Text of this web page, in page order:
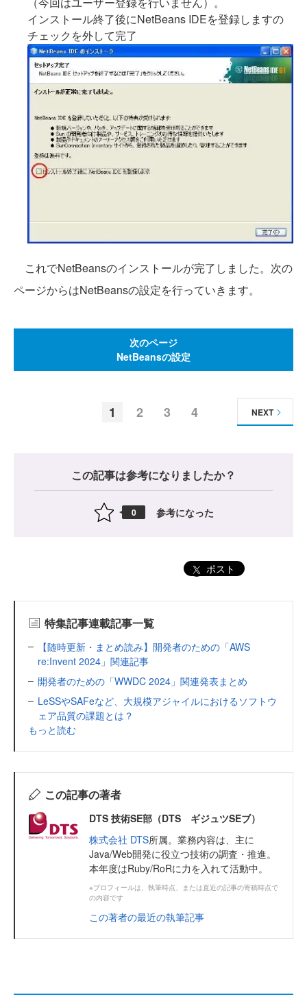
インストール終了後にNetBeans IDEを登録しますの
チェックを外して完了
これでNetBeansのインストールが完了しました。次の
ページからはNetBeansの設定を行っていきます。
次のページ
NetBeansの設定
1 2 3 4 NEXT
この記事は参考になりましたか？
0 参考になった
ポスト
特集記事連載記事一覧
【随時更新・まとめ読み】開発者のための「AWS
re:Invent 2024」関連記事
開発者のための「WWDC 2024」関連発表まとめ
LeSSやSAFeなど、大規模アジャイルにおけるソフトウ
ェア品質の課題とは？
もっと読む
この記事の著者
DTS 技術SE部（DTS ギジュツSEブ）
株式会社 DTS所属。業務内容は、主に
Java/Web開発に役立つ技術の調査・推進。
本年度はRuby/RoRに力を入れて活動中。
※プロフィールは、執筆時点、または直近の記事の寄稿時点で
の内容です
この著者の最近の執筆記事